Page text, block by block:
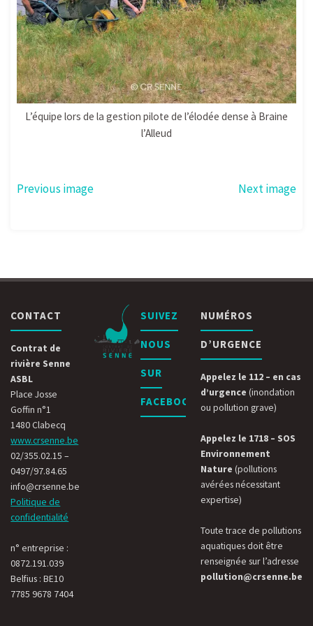
L’équipe lors de la gestion pilote de l’élodée dense à Braine
l’Alleud
Previous image Next image
CONTACT
Contrat de
rivière Senne
ASBL
Place Josse
Goffin n°1
1480 Clabecq
www.crsenne.be
02/355.02.15 –
0497/97.84.65
info@crsenne.be
Politique de
confidentialité
n° entreprise :
0872.191.039
Belfius : BE10
7785 9678 7404
SUIVEZ
NOUS
SUR
FACEBOOK
NUMÉROS
D’URGENCE
Appelez le 112 – en cas
d’urgence (inondation
ou pollution grave)
Appelez le 1718 – SOS
Environnement
Nature (pollutions
avérées nécessitant
expertise)
Toute trace de pollutions
aquatiques doit être
renseignée sur l’adresse
pollution@crsenne.be